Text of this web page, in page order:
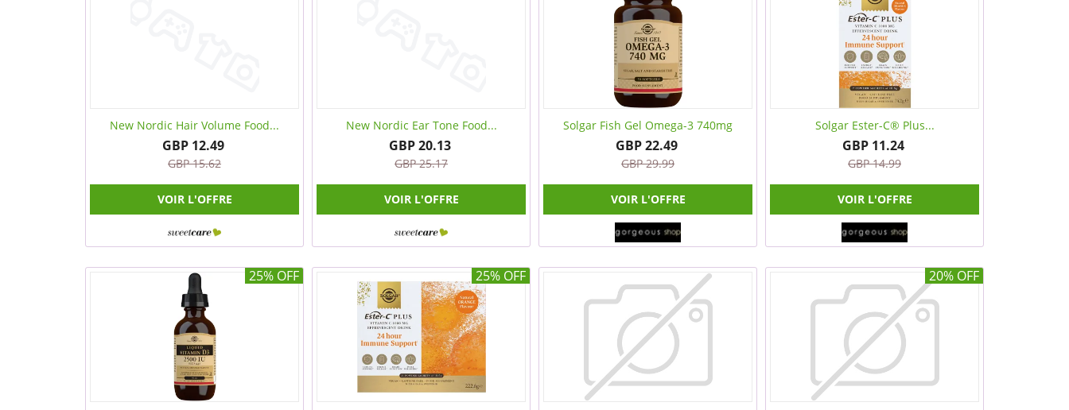
New Nordic Hair Volume Food...
GBP 12.49
GBP 15.62
VOIR L'OFFRE
New Nordic Ear Tone Food...
GBP 20.13
GBP 25.17
VOIR L'OFFRE
Solgar Fish Gel Omega-3 740mg
GBP 22.49
GBP 29.99
VOIR L'OFFRE
Solgar Ester-C® Plus...
GBP 11.24
GBP 14.99
VOIR L'OFFRE
25% OFF 25% OFF 20% OFF